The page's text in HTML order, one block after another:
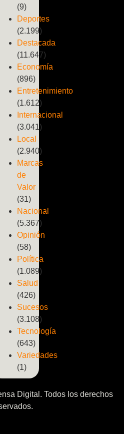
(9)
Deportes
(2.199)
Destacada
(11.647)
Economía
(896)
Entretenimiento
(1.612)
Internacional
(3.041)
Local
(2.940)
Marcas
de
Valor
(31)
Nacional
(5.367)
Opinión
(58)
Política
(1.089)
Salud
(426)
Sucesos
(3.108)
Tecnología
(643)
Variedades
(1)
Digital. Todos los derechos